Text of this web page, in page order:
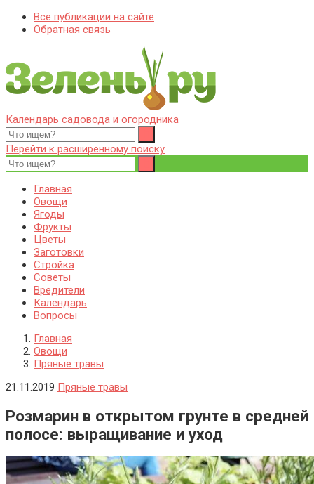
Все публикации на сайте
Обратная связь
Zelenj.ru – все про садоводство, земледелие, фермерство и
птицеводство
Особенности садоводства, земледелия, фермерства и
птицеводства. Выращивания культур, сбор и хранение урожая.
Уход за дачным участком, деревьями и кустами. Полезные
советы дачникам и садоводам
Календарь садовода и огородника
Перейти к расширенному поиску
Главная
Овощи
Ягоды
Фрукты
Цветы
Заготовки
Стройка
Советы
Вредители
Календарь
Вопросы
Главная
Овощи
Пряные травы
21.11.2019 Пряные травы
Розмарин в открытом грунте в средней
полосе: выращивание и уход